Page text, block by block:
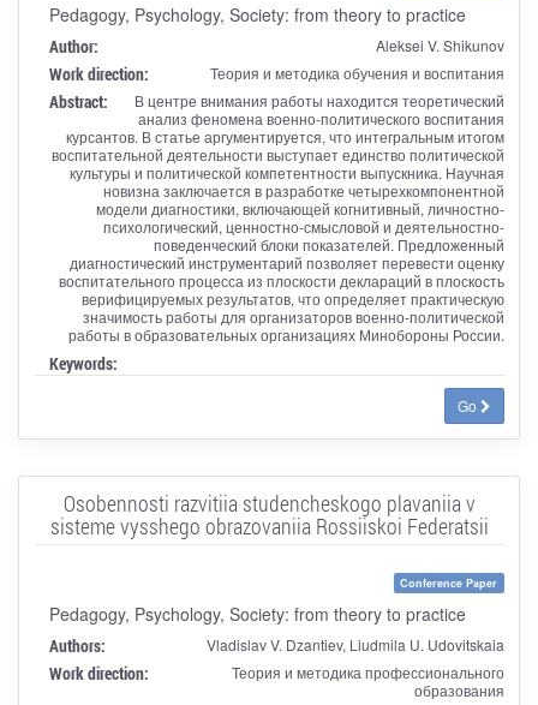
Pedagogy, Psychology, Society: from theory to practice
Author: Aleksei V. Shikunov
Work direction: Теория и методика обучения и воспитания
Abstract:
В центре внимания работы находится теоретический
анализ феномена военно-политического воспитания
курсантов. В статье аргументируется, что интегральным итогом
воспитательной деятельности выступает единство политической
культуры и политической компетентности выпускника. Научная
новизна заключается в разработке четырехкомпонентной
модели диагностики, включающей когнитивный, личностно-
психологический, ценностно-смысловой и деятельностно-
поведенческий блоки показателей. Предложенный
диагностический инструментарий позволяет перевести оценку
воспитательного процесса из плоскости деклараций в плоскость
верифицируемых результатов, что определяет практическую
значимость работы для организаторов военно-политической
работы в образовательных организациях Минобороны России.
Keywords:
Go
Osobennosti razvitiia studencheskogo plavaniia v
sisteme vysshego obrazovaniia Rossiiskoi Federatsii
Conference Paper
Pedagogy, Psychology, Society: from theory to practice
Authors: Vladislav V. Dzantiev, Liudmila U. Udovitskaia
Work direction:
Теория и методика профессионального
образования